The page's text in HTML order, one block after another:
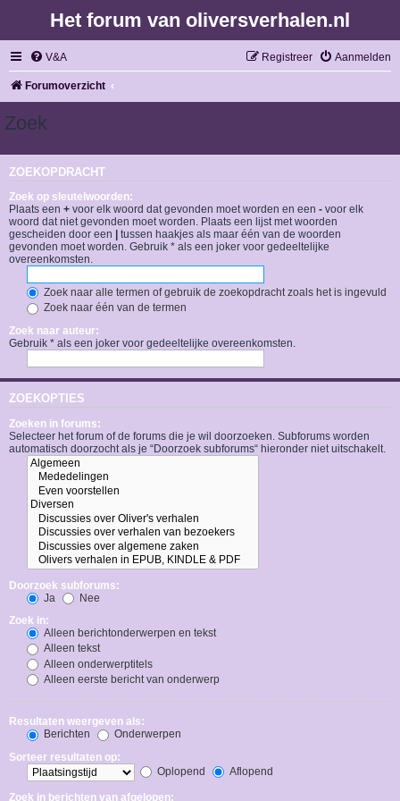
Het forum van oliversverhalen.nl
V&A Aanmelden
Registreer
Forumoverzicht
Zoek
ZOEKOPDRACHT
Zoek op sleutelwoorden:
Plaats een + voor elk woord dat gevonden moet worden en een - voor elk
woord dat niet gevonden moet worden. Plaats een lijst met woorden
gescheiden door een
tussen haakjes als maar één van de woorden
gevonden moet worden. Gebruik * als een joker voor gedeeltelijke
overeenkomsten.
Zoek naar alle termen of gebruik de zoekopdracht zoals het is ingevuld
Zoek naar één van de termen
Zoek naar auteur:
Gebruik * als een joker voor gedeeltelijke overeenkomsten.
ZOEKOPTIES
Zoeken in forums:
Selecteer het forum of de forums die je wil doorzoeken. Subforums worden
automatisch doorzocht als je “Doorzoek subforums“ hieronder niet uitschakelt.
Doorzoek subforums:
Ja
Nee
Zoek in:
Alleen berichtonderwerpen en tekst
Alleen tekst
Alleen onderwerptitels
Alleen eerste bericht van onderwerp
Resultaten weergeven als:
Berichten
Onderwerpen
Sorteer resultaten op:
Oplopend
Aflopend
Zoek in berichten van afgelopen: